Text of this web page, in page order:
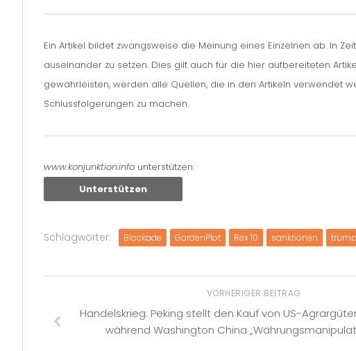
Ein Artikel bildet zwangsweise die Meinung eines Einzelnen ab. In
auseinander zu setzen. Dies gilt auch für die hier aufbereiteten
gewährleisten, werden alle Quellen, die in den Artikeln verwendet
Schlussfolgerungen zu machen.
www.konjunktion.info unterstützen:
Unterstützen
Schlagwörter: Blockade GardenPlot Rex 10 sanktionen trump
VORHERIGER BEITRAG
Handelskrieg: Peking stellt den Kauf von US-
während Washington China